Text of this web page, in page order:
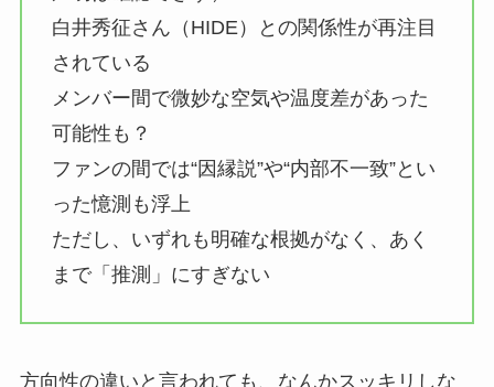
白井秀征さん（HIDE）との関係性が再注目
されている
メンバー間で微妙な空気や温度差があった
可能性も？
ファンの間では“因縁説”や“内部不一致”とい
った憶測も浮上
ただし、いずれも明確な根拠がなく、あく
まで「推測」にすぎない
方向性の違いと言われても、なんかスッキリしな